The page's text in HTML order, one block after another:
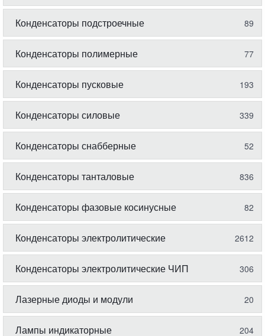
Конденсаторы подстроечные 89
Конденсаторы полимерные 77
Конденсаторы пусковые 193
Конденсаторы силовые 339
Конденсаторы снабберные 52
Конденсаторы танталовые 836
Конденсаторы фазовые косинусные 82
Конденсаторы электролитические 2612
Конденсаторы электролитические ЧИП 306
Лазерные диоды и модули 20
Лампы индикаторные 204